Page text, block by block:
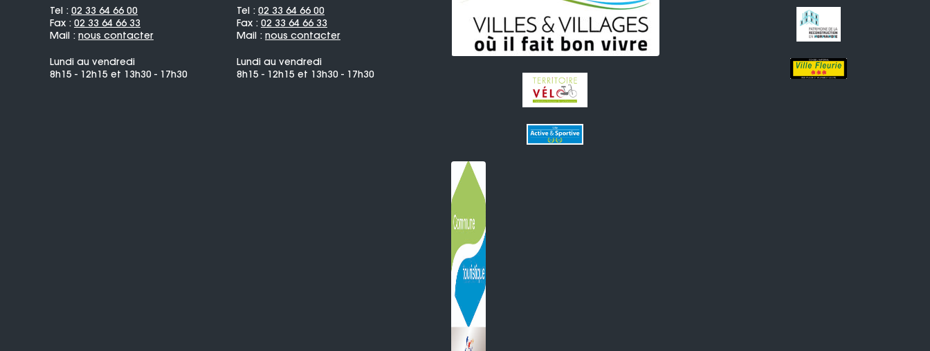
Tel : 02 33 64 66 00
Fax : 02 33 64 66 33
Mail : nous contacter
Lundi au vendredi
8h15 - 12h15 et 13h30 - 17h30
Tel : 02 33 64 66 00
Fax : 02 33 64 66 33
Mail : nous contacter
Lundi au vendredi
8h15 - 12h15 et 13h30 - 17h30